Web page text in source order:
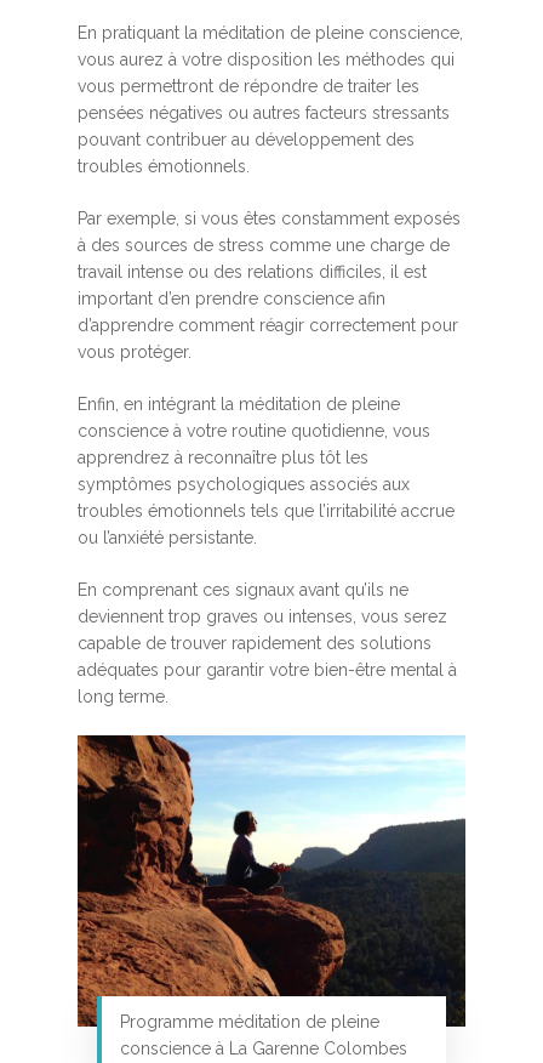
En pratiquant la méditation de pleine conscience,
vous aurez à votre disposition les méthodes qui
vous permettront de répondre de traiter les
pensées négatives ou autres facteurs stressants
pouvant contribuer au développement des
troubles émotionnels.
Par exemple, si vous êtes constamment exposés
à des sources de stress comme une charge de
travail intense ou des relations difficiles, il est
important d’en prendre conscience afin
d’apprendre comment réagir correctement pour
vous protéger.
Enfin, en intégrant la méditation de pleine
conscience à votre routine quotidienne, vous
apprendrez à reconnaître plus tôt les
symptômes psychologiques associés aux
troubles émotionnels tels que l’irritabilité accrue
ou l’anxiété persistante.
En comprenant ces signaux avant qu’ils ne
deviennent trop graves ou intenses, vous serez
capable de trouver rapidement des solutions
adéquates pour garantir votre bien-être mental à
long terme.
Programme méditation de pleine
conscience à La Garenne Colombes